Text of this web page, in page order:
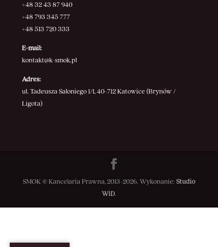
+48 32 43 87 940
+48 793 345 777
+48 513 720 333
E-mail:
kontakt@k-smok.pl
Adres:
ul. Tadeusza Saloniego 1/1, 40-712 Katowice (Brynów /
Ligota)
SMOK © Kancelaria Prawna, 2013-2026. Wykonanie: Studio
WiD.